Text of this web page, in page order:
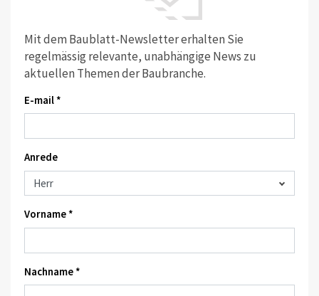
Mit dem Baublatt-Newsletter erhalten Sie
regelmässig relevante, unabhängige News zu
aktuellen Themen der Baubranche.
E-mail *
Anrede
Vorname *
Nachname *